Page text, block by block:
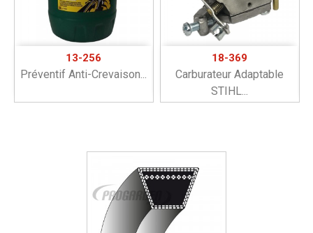
13-256
Préventif Anti-Crevaison...
18-369
Carburateur Adaptable
STIHL...